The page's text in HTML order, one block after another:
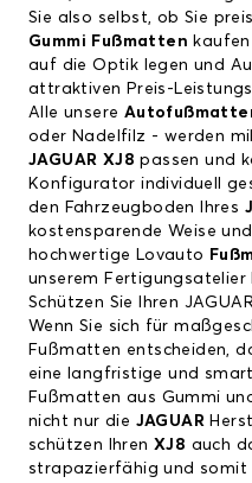
Sie also selbst, ob Sie
Gummi Fußmatten
auf die Optik legen und
attraktiven Preis-
Alle unsere
oder Nadelfilz - werden
JAGUAR XJ8passen und
Konfigurator individuell
den Fahrzeugboden Ihres
kostensparende Weise
hochwertige Lovauto
unserem
Schützen Sie Ihren
Wenn Sie sich für
Fußmatten entscheiden,
eine langfristige und
Fußmatten aus Gummi
nicht nur die JAGUAR
schützen IhrenXJ8 auch
strapazierfähig und somit